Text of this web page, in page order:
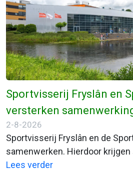
Sportvisserij Fryslân en
versterken
2-8-2026
Sportvisserij Fryslân en de
samenwerken. Hierdoor
Fiskfergunning of VISpas
Lees verder